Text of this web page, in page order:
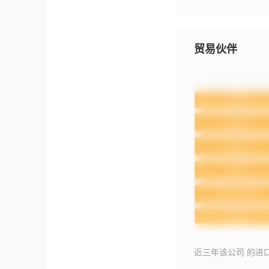
贸易伙伴
近三年该公司 的进